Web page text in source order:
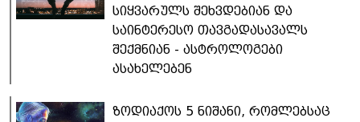
სიყვარულს შეხვდებიან და
საინტერესო თავგადასავალს
შექმნიან - ასტროლოგები
ასახელებენ
ზოდიაქოს 5 ნიშანი, რომლებსაც